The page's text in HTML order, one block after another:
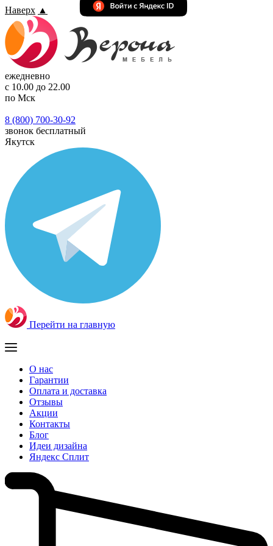
Наверх ▲
ежедневно
с 10.00 до 22.00
по Мск
8 (800) 700-30-92
звонок бесплатный
Якутск
Перейти на главную
О нас
Гарантии
Оплата и доставка
Отзывы
Акции
Контакты
Блог
Идеи дизайна
Яндекс Сплит